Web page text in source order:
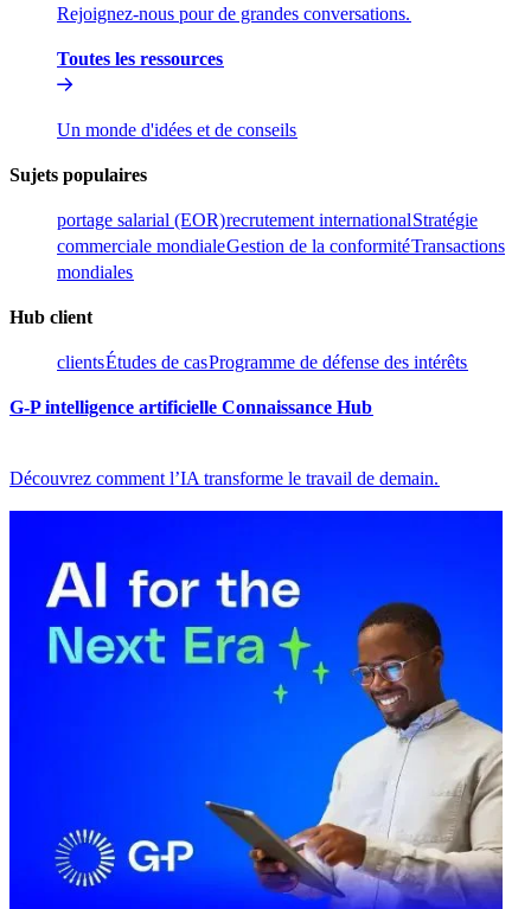
Rejoignez-nous pour de grandes conversations.​​
Toutes les ressources​​
Un monde d'idées et de conseils​​
Sujets populaires​​
portage salarial (EOR)​​recrutement international​​Stratégie
commerciale mondiale​​Gestion de la conformité​​Transactions
mondiales​​
Hub client​​
clients​​Études de cas​​Programme de défense des intérêts​​
G-P intelligence artificielle Connaissance Hub​​
Découvrez comment l’IA transforme le travail de demain.​​